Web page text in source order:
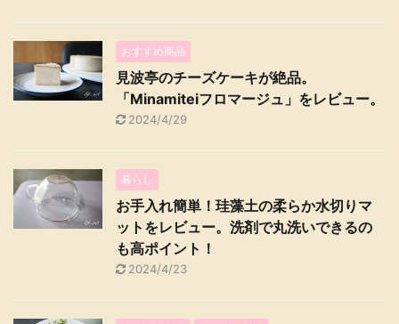
おすすめ商品
見波亭のチーズケーキが絶品。
「Minamiteiフロマージュ」をレビュー。
2024/4/29
暮らし
お手入れ簡単！珪藻土の柔らか水切りマ
ットをレビュー。洗剤で丸洗いできるの
も高ポイント！
2024/4/23